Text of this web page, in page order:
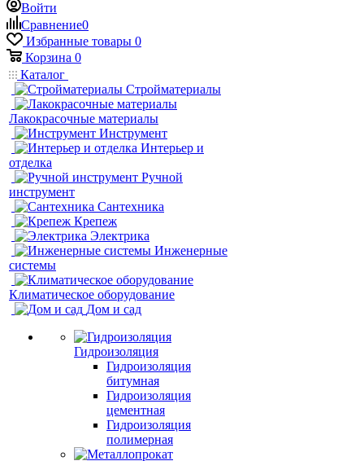
Войти
Сравнение0
Избранные товары 0
Корзина 0
Каталог
Стройматериалы
Лакокрасочные материалы
Инструмент
Интерьер и
отделка
Ручной
инструмент
Сантехника
Крепеж
Электрика
Инженерные
системы
Климатическое оборудование
Дом и сад
Гидроизоляция
Гидроизоляция
битумная
Гидроизоляция
цементная
Гидроизоляция
полимерная